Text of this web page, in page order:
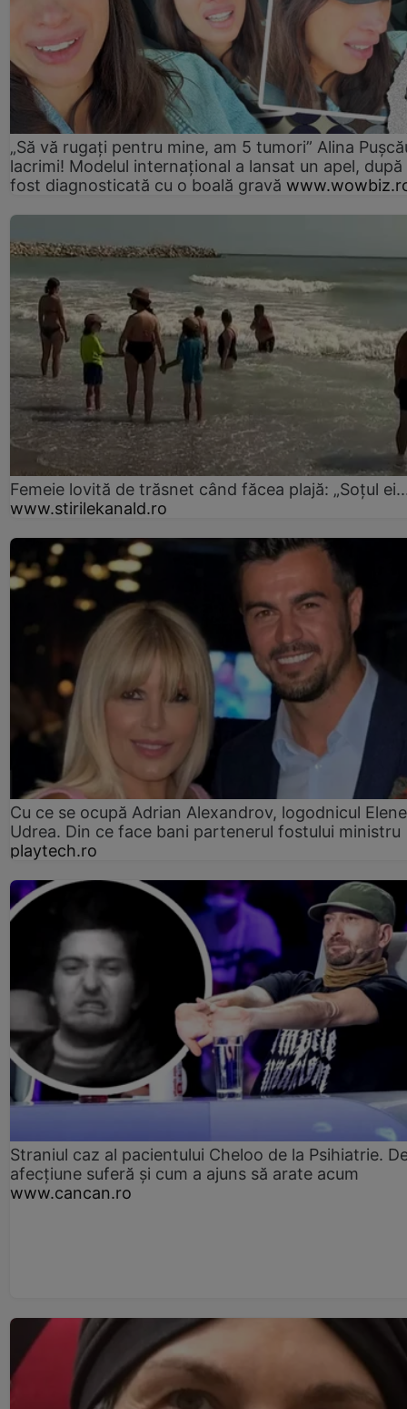
„Să vă rugați pentru mine, am 5 tumori” Alina
lacrimi! Modelul internațional a lansat un apel, după
fost diagnosticată cu o boală gravă
Femeie lovită de trăsnet când făcea plajă: „Soțul
www.stirilekanald.ro
Cu ce se ocupă Adrian Alexandrov, logodnicul
Udrea. Din ce face bani partenerul fostului ministru
playtech.ro
Straniul caz al pacientului Cheloo de la Psihiatrie.
afecțiune suferă și cum a ajuns să arate acum
www.cancan.ro